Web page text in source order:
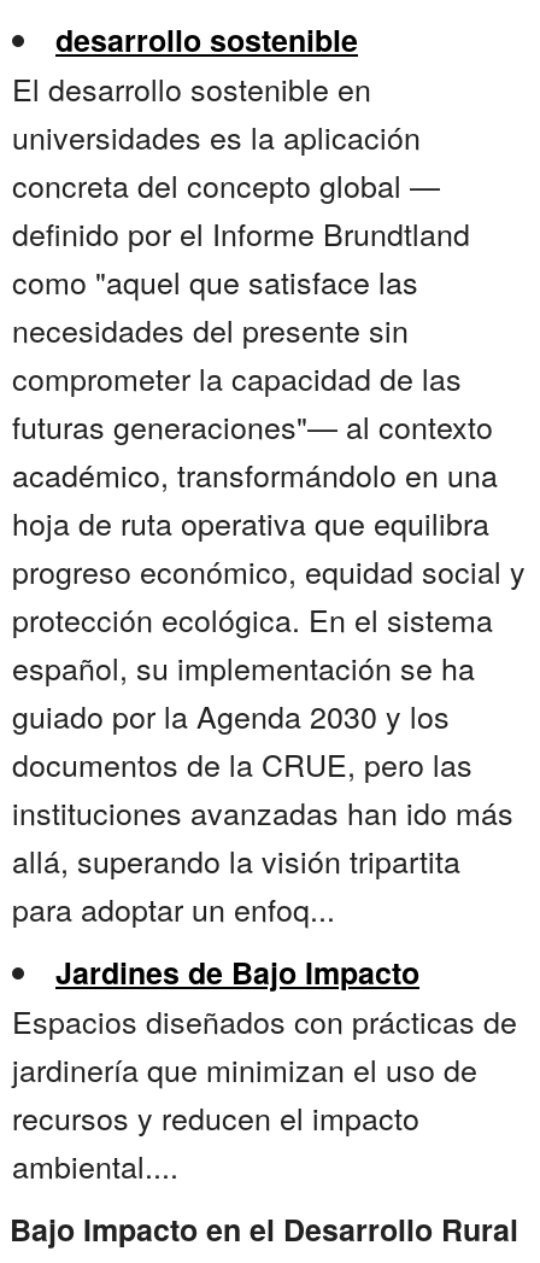
desarrollo sostenible
El desarrollo sostenible en
universidades es la aplicación
concreta del concepto global —
definido por el Informe Brundtland
como "aquel que satisface las
necesidades del presente sin
comprometer la capacidad de las
futuras generaciones"— al contexto
académico, transformándolo en una
hoja de ruta operativa que equilibra
progreso económico, equidad social y
protección ecológica. En el sistema
español, su implementación se ha
guiado por la Agenda 2030 y los
documentos de la CRUE, pero las
instituciones avanzadas han ido más
allá, superando la visión tripartita
para adoptar un enfoq...
Jardines de Bajo Impacto
Espacios diseñados con prácticas de
jardinería que minimizan el uso de
recursos y reducen el impacto
ambiental....
Bajo Impacto en el Desarrollo Rural